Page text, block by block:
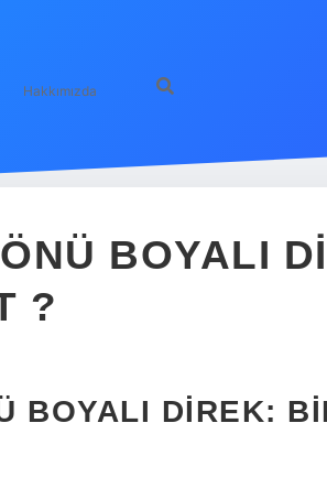
Hakkımızda
BOYALI
?
BOYALI DIREK: